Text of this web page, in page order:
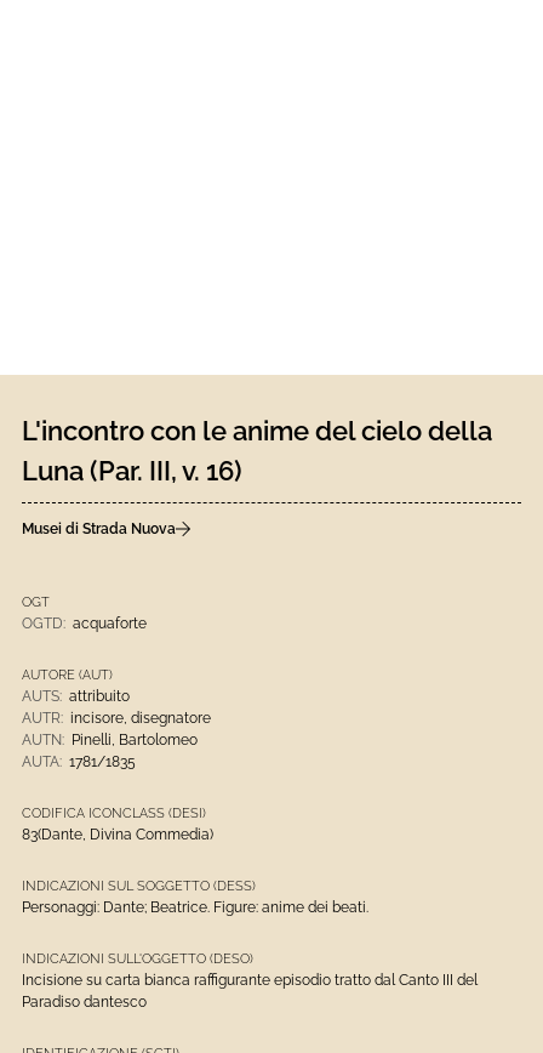
L'incontro con le anime del cielo della
Luna (Par. III, v. 16)
Musei di Strada Nuova
OGT
OGTD: acquaforte
AUTORE (AUT)
AUTS: attribuito
AUTR: incisore, disegnatore
AUTN: Pinelli, Bartolomeo
AUTA: 1781/1835
CODIFICA ICONCLASS (DESI)
83(Dante, Divina Commedia)
INDICAZIONI SUL SOGGETTO (DESS)
Personaggi: Dante; Beatrice. Figure: anime dei beati.
INDICAZIONI SULL'OGGETTO (DESO)
Incisione su carta bianca raffigurante episodio tratto dal Canto III del
Paradiso dantesco